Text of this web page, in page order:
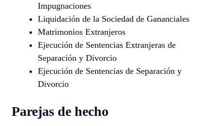
Impugnaciones
Liquidación de la Sociedad de Gananciales
Matrimonios Extranjeros
Ejecución de Sentencias Extranjeras de
Separación y Divorcio
Ejecución de Sentencias de Separación y
Divorcio
Parejas de hecho